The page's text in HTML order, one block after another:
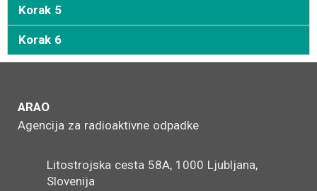
Korak 5
Korak 6
ARAO
Agencija za radioaktivne odpadke
Litostrojska cesta 58A, 1000 Ljubljana,
Slovenija